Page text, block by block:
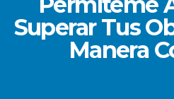
Superar Tus
Manera